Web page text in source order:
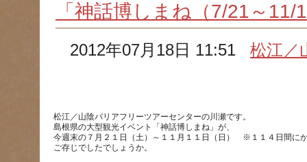
「神話博しまね（7/21～
2012年07月18日 11:51松江／
松江／山陰バリアフリーツアーセンターの川瀬です。
島根県の大型観光イベント「神話博しまね」が、
今週末の７月２１日（土）～１１月１１日（日）　※１１４日間に
ご存じでしたでしょうか。